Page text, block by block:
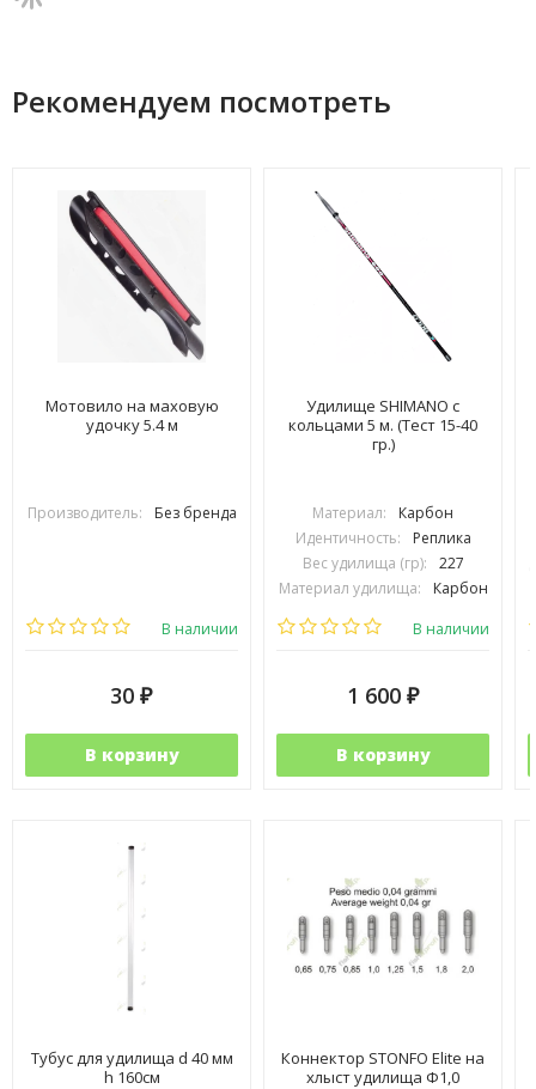
Рекомендуем посмотреть
Мотовило на маховую
удочку 5.4 м
Производитель: Без бренда
В наличии
30 ₽
В корзину
Удилище SHIMANO с
кольцами 5 м. (Тест 15-40
гр.)
Материал:
Карбон
Идентичность:
Реплика
Вес удилища (гр):
227
Материал удилища:
Карбон
Количество секций:
В наличии
1 600 ₽
В корзину
Тубус для удилища d 40 мм
h 160см
Коннектор STONFO Elite на
хлыст удилища Ф1,0